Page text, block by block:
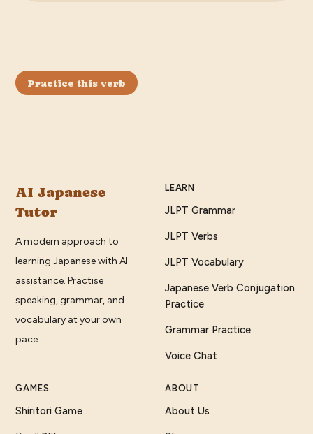
Practice this verb
AI Japanese
Tutor
A modern approach to
learning Japanese with AI
assistance. Practise
speaking, grammar, and
vocabulary at your own
pace.
LEARN
JLPT Grammar
JLPT Verbs
JLPT Vocabulary
Japanese Verb Conjugation
Practice
Grammar Practice
Voice Chat
GAMES
Shiritori Game
ABOUT
About Us